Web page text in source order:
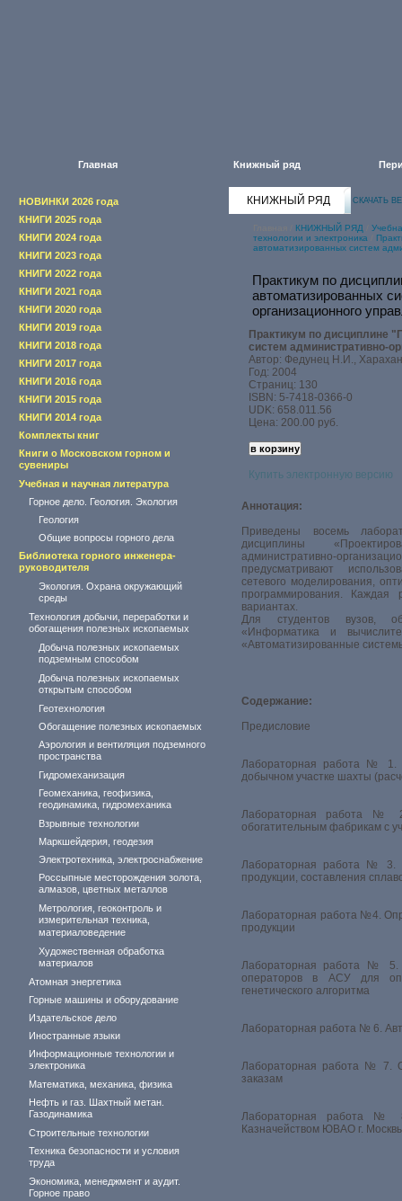
Главная Книжный ряд
НОВИНКИ 2026 года
КНИГИ 2025 года
КНИГИ 2024 года
КНИГИ 2023 года
КНИГИ 2022 года
КНИГИ 2021 года
КНИГИ 2020 года
КНИГИ 2019 года
КНИГИ 2018 года
КНИГИ 2017 года
КНИГИ 2016 года
КНИГИ 2015 года
КНИГИ 2014 года
Комплекты книг
Книги о Московском горном и
сувениры
Учебная и научная литература
Горное дело. Геология. Экология
Геология
Общие вопросы горного дела
Библиотека горного инженера-
руководителя
Экология. Охрана окружающий
среды
Технология добычи, переработки и
обогащения полезных ископаемых
Добыча полезных ископаемых
подземным способом
Добыча полезных ископаемых
открытым способом
Геотехнология
Обогащение полезных ископаемых
Аэрология и вентиляция подземного
пространства
Гидромеханизация
Геомеханика, геофизика,
геодинамика, гидромеханика
Взрывные технологии
Маркшейдерия, геодезия
Электротехника, электроснабжение
Россыпные месторождения золота,
алмазов, цветных металлов
Метрология, геоконтроль и
измерительная техника,
материаловедение
Художественная обработка
материалов
Атомная энергетика
Горные машины и оборудование
Издательское дело
Иностранные языки
Информационные технологии и
электроника
Математика, механика, физика
Нефть и газ. Шахтный метан.
Газодинамика
Строительные технологии
Техника безопасности и условия
труда
Экономика, менеджмент и аудит.
Горное право
КНИЖНЫЙ РЯД СКАЧАТЬ
КНИЖНЫЙ РЯД
технологии и электроника
автоматизированных систем
Практикум по
автоматизированных
организационного
Практикум по дисциплине
систем административно-
Автор: Федунец Н.И.,
Год: 2004
Страниц: 130
ISBN: 5-7418-0366-0
UDK: 658.011.56
Цена: 200.00 руб.
Купить электронную версию
Аннотация:
Приведены восемь
дисциплины
административно-
предусматривают
сетевого моделирования,
программирования. Каждая
вариантах.
Для студентов вузов,
«Информатика и
«Автоматизированные
Содержание:
Предисловие
Лабораторная работа № 1.
добычном участке шахты
Лабораторная работа №
обогатительным фабрикам с
Лабораторная работа № 3.
продукции, составления
Лабораторная работа №4.
продукции
Лабораторная работа № 5.
операторов в АСУ для
генетического алгоритма
Лабораторная работа № 6.
Лабораторная работа № 7.
заказам
Лабораторная работа №
Казначейством ЮВАО г.